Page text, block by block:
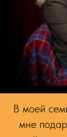
В моей
мне